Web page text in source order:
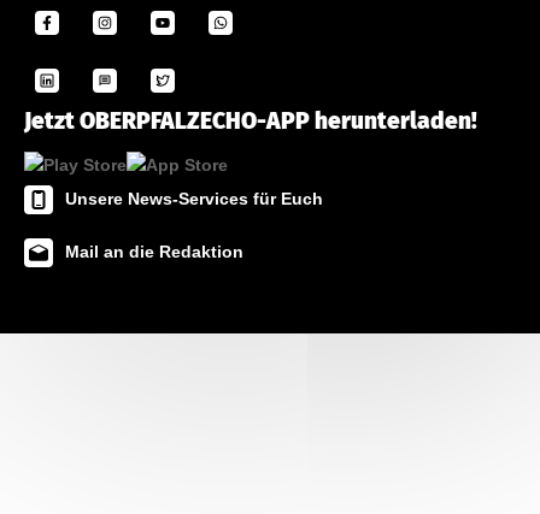
Jetzt OBERPFALZECHO-APP herunterladen!
Unsere News-Services für Euch
Mail an die Redaktion